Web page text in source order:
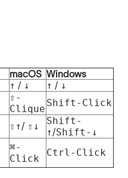
macOS Windows
↑ / ↓ ↑ / ↓
⇧-
Clique
Shift-Click
⇧↑/ ⇧↓
Shift-
↑/Shift-↓
⌘-
Click
Ctrl-Click